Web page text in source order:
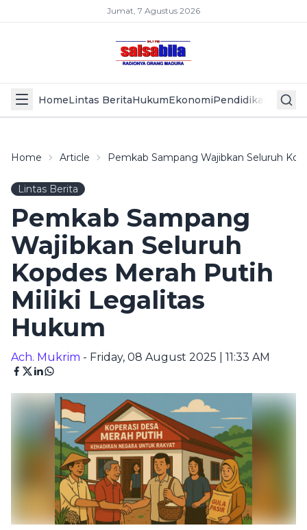
Jumat, 7 Agustus 2026
HomeLintas BeritaHukumEkonomiPendidikan Politik
Home Article Pemkab Sampang Wajibkan Seluruh
Lintas Berita
Pemkab Sampang
Wajibkan Seluruh
Kopdes Merah Putih
Miliki Legalitas
Hukum
Ach. Mukrim - Friday, 08 August 2025 | 11:33 AM